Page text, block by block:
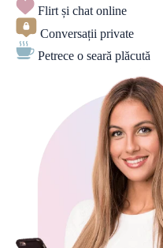
Flirt și chat online
Conversații private
Petrece o seară plăcută